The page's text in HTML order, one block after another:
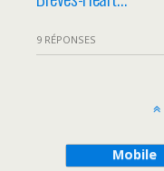
9 RÉPONSES
Mobile